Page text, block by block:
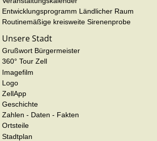
Entwicklungsprogramm Ländlicher Raum
Routinemäßige kreisweite Sirenenprobe
Unsere Stadt
Grußwort Bürgermeister
360° Tour Zell
Imagefilm
Logo
ZellApp
Geschichte
Zahlen - Daten - Fakten
Ortsteile
Stadtplan